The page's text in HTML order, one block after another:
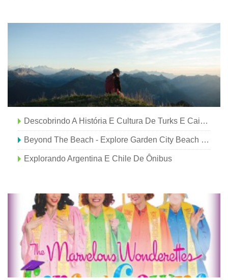
Descobrindo A História E Cultura De Turks E Caicos
Beyond The Beach - Explore Garden City Beach E Seu Famoso Cais
Explorando Argentina E Chile De Ônibus